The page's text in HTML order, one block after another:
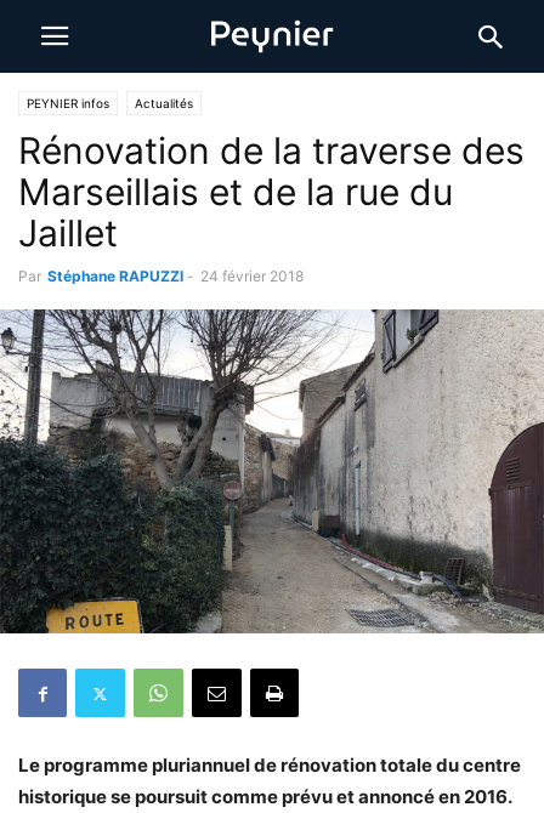
PEYNIER infos Actualités
Rénovation de la traverse des
Marseillais et de la rue du
Jaillet
Par Stéphane RAPUZZI - 24 février 2018
Le programme pluriannuel de rénovation totale du centre
historique se poursuit comme prévu et annoncé en 2016.